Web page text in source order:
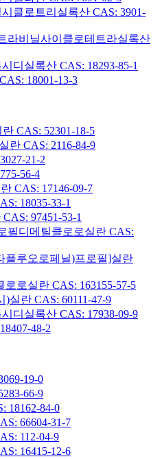
클로트리실록산 CAS: 3901-
라비닐사이클로테트라실록산
디실록산 CAS: 18293-85-1
18001-13-3
CAS: 52301-18-5
란 CAS: 2116-84-9
21-2
56-4
CAS: 17146-09-7
18035-33-1
97451-53-1
필디메틸클로로실란 CAS:
플루오로페닐)프로필]실란
로실란 CAS: 163155-57-5
실란 CAS: 60111-47-9
디실록산 CAS: 17938-09-9
48-2
19-0
66-9
18162-84-0
66604-31-7
112-04-9
16415-12-6